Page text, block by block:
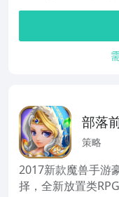
部落
再临
策略
2017新款魔兽手游
择，全新放置类